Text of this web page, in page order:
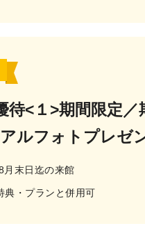
待<１>期間限定
ルフォトプレゼ
月末日迄の来館
典・プランと併用可